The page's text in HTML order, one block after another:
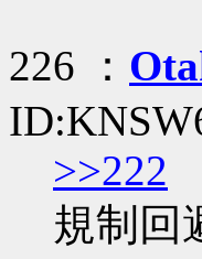
226 ：
>>222
規制回